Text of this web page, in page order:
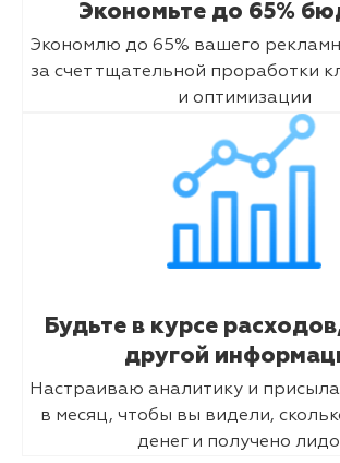
Экономьте до 65%
Экономлю до 65% вашего
за счет тщательной проработки
и оптимизации
Будьте в курсе
другой
Настраиваю аналитику и
в месяц, чтобы вы видели,
денег и получено